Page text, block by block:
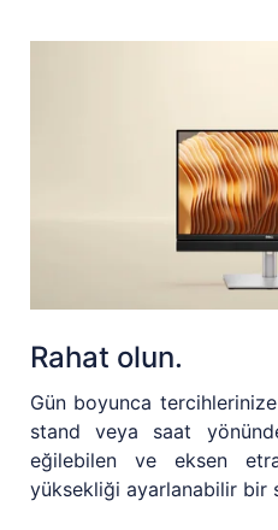
Rahat olun.
Gün boyunca
stand veya saat
eğilebilen ve eksen
yüksekliği ayarlanabilir bir